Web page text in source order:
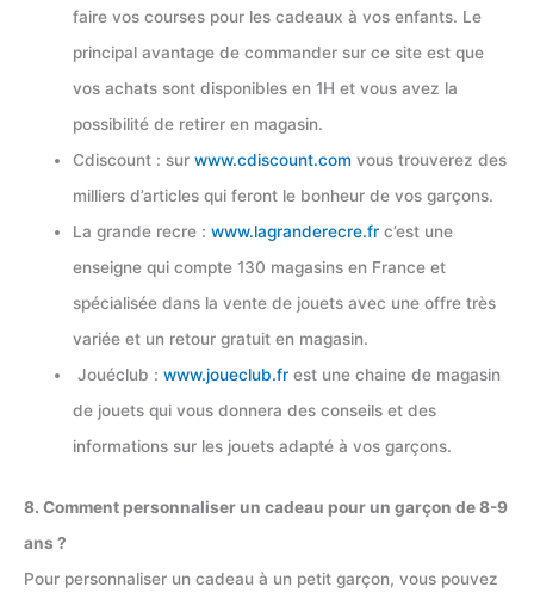
faire vos courses pour les cadeaux à vos enfants. Le
principal avantage de commander sur ce site est que
vos achats sont disponibles en 1H et vous avez la
possibilité de retirer en magasin.
Cdiscount : surwww.cdiscount.com vous trouverez des
milliers d’articles qui feront le bonheur de vos garçons.
La grande recre :www.lagranderecre.fr c’est une
enseigne qui compte 130 magasins en France et
spécialisée dans la vente de jouets avec une offre très
variée et un retour gratuit en magasin.
Jouéclub :www.joueclub.fr est une chaine de magasin
de jouets qui vous donnera des conseils et des
informations sur les jouets adapté à vos garçons.
8. Comment personnaliser un cadeau pour un garçon de 8-9
ans ?
Pour personnaliser un cadeau à un petit garçon, vous pouvez